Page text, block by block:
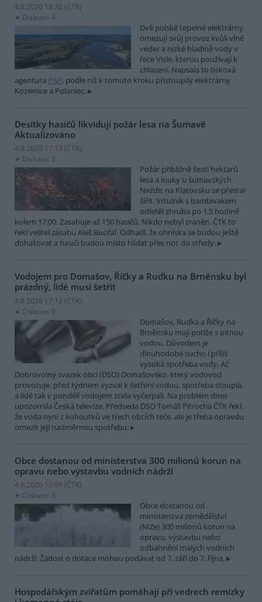
4.8.2026 18:35 (ČTK)
Diskuse: 4
Dvě polské tepelné elektrárny
omezují svůj provoz kvůli vlně
veder a nízké hladině vody v
řece Visle, kterou používají k
chlazení. Napsala to tisková
agentura PAP, podle níž k tomuto kroku přistoupily elektrárny
Kozienice a Polaniec.
Desítky hasičů likvidují požár lesa na Šumavě
Aktualizováno
4.8.2026 17:13 (ČTK)
Diskuse: 2
Požár přibližně šesti hektarů
lesa a louky u šumavských
Nezdic na Klatovsku se přestal
šířit. Vrtulník s bambivakem
odletěl zhruba po 1,5 hodině
kolem 17:00. Zasahuje až 150 hasičů. Nikdo nebyl zraněn. ČTK to
řekl velitel zásahu Aleš Bucifal. Odhadl, že ohniska se budou ještě
dohašovat a hasiči budou místo hlídat přes noc do středy.
Vodojem pro Domašov, Říčky a Rudku na Brněnsku byl
prázdný, lidé musí šetřit
4.8.2026 17:12 (ČTK)
Diskuse: 9
Domašov, Rudka a Říčky na
Brněnsku mají potíže s pitnou
vodou. Důvodem je
dlouhodobé sucho i příliš
vysoká spotřeba vody. Ač
Dobrovolný svazek obcí (DSO) Domašovsko, který vodovod
provozuje, před týdnem vyzval k šetření vodou, spotřeba stoupla,
a lidé tak v pondělí vodojem zcela vyčerpali. Na problém dnes
upozornila Česká televize. Předseda DSO Tomáš Pitrocha ČTK řekl,
že voda nyní z kohoutků ve třech obcích teče, ale je třeba opravdu
omezit její nadměrnou spotřebu.
Obce dostanou od ministerstva 300 milionů korun na
opravu nebo výstavbu vodních nádrží
4.8.2026 13:09 (ČTK)
Diskuse: 3
Obce dostanou od
ministerstva zemědělství
(MZe) 300 milionů korun na
opravu, výstavbu nebo
odbahnění malých vodních
nádrží. Žádost o dotace mohou podávat od 7. září do 7. října.
Hospodářským zvířatům pomáhají při vedrech remízky